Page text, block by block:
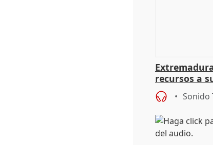
recursos a
más
Sonido